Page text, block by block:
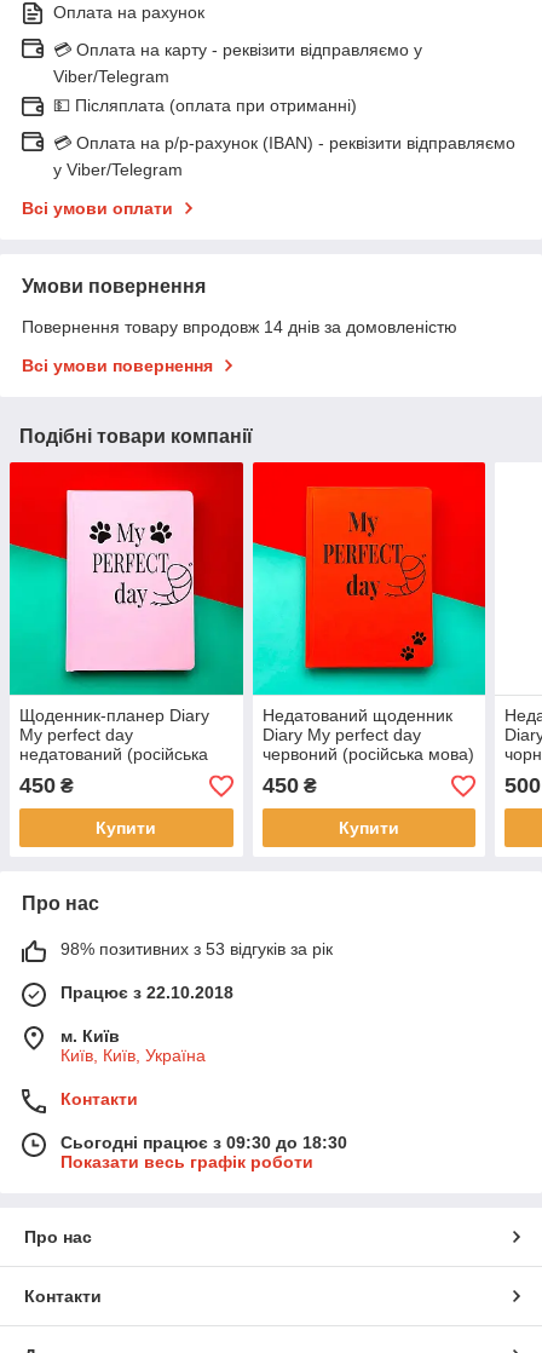
Оплата на рахунок
💳 Оплата на карту - реквізити відправляємо у
Viber/Telegram
💵 Післяплата (оплата при отриманні)
💳 Оплата на р/р-рахунок (IBAN) - реквізити відправляємо
у Viber/Telegram
Всі умови оплати
Умови повернення
Повернення товару впродовж 14 днів за домовленістю
Всі умови повернення
Подібні товари компанії
Щоденник-планер Diary
My perfect day
недатований (російська
мова) рожевий
450 ₴
Купити
Недатований щоденник
Diary My perfect day
червоний (російська мова)
450₴
Купити
500
Про нас
98% позитивних з 53 відгуків за рік
Працює з 22.10.2018
м. Київ
Київ, Київ, Україна
Контакти
Сьогодні працює з 09:30 до 18:30
Показати весь графік роботи
Про нас
Контакти